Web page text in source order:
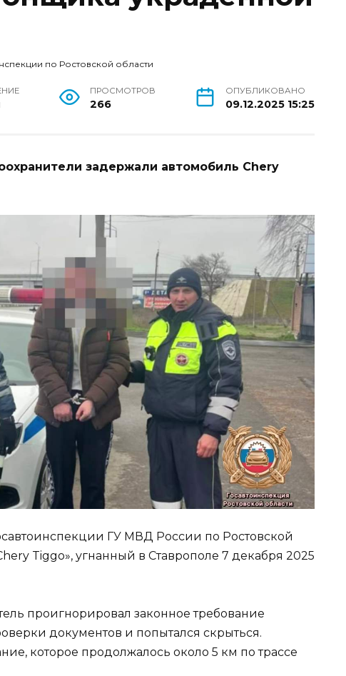
по Ростовской области
ПРОСМОТРОВ
266
ОПУБЛИКОВАНО
09.12.2025 15:25
задержали автомобиль Chery
ГУ МВД России по Ростовской
Tiggo», угнанный в Ставрополе 7 декабря 2025
проигнорировал законное требование
документов и попытался скрыться.
которое продолжалось около 5 км по трассе